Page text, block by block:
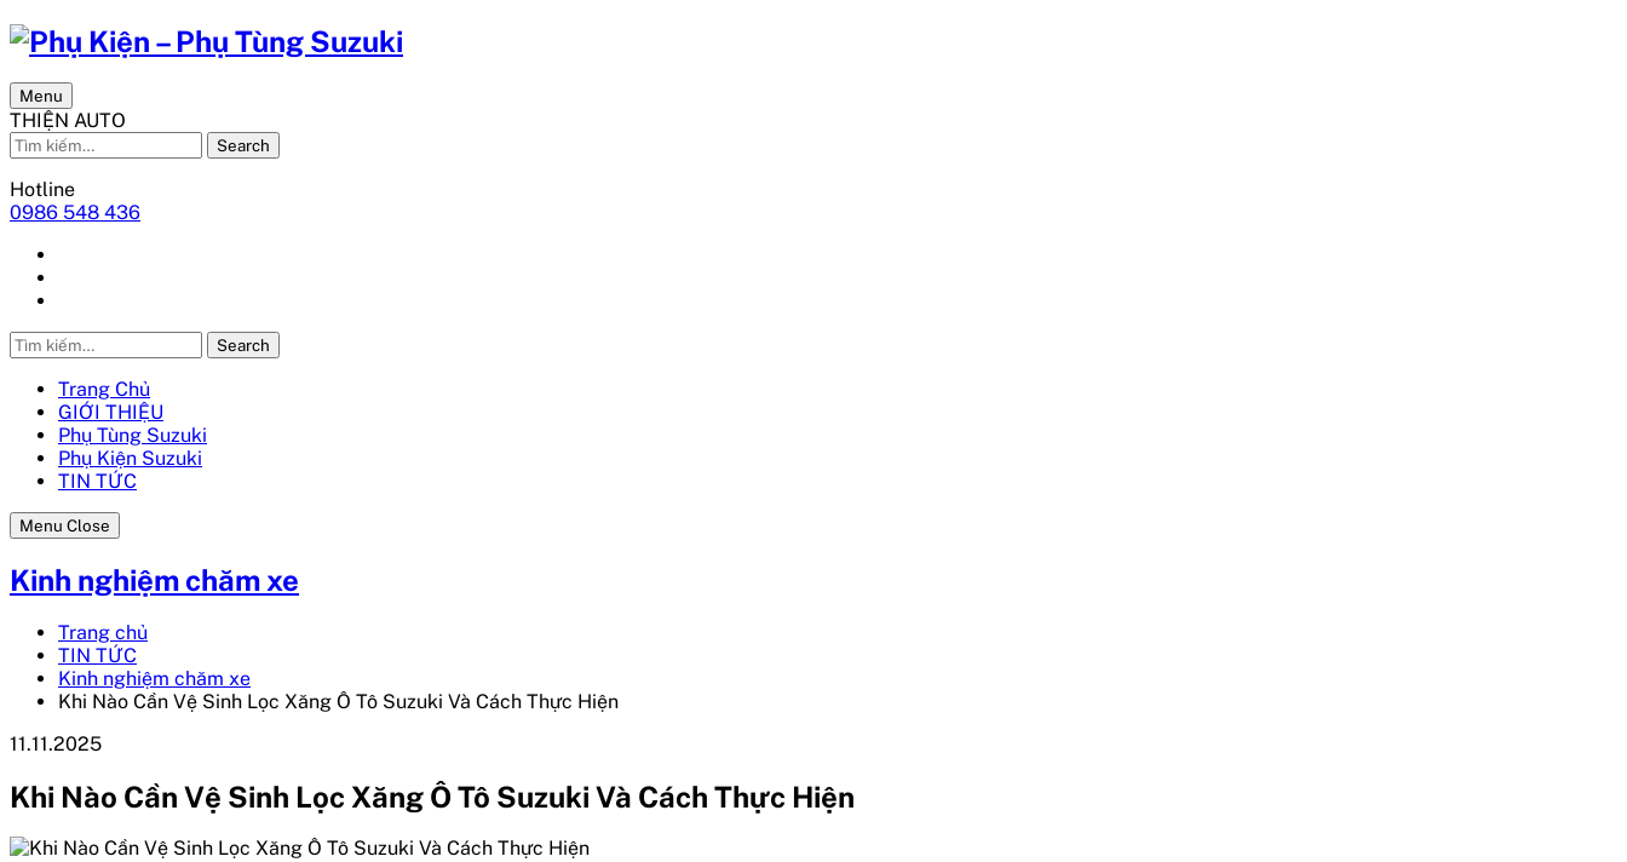
Menu
THIỆN AUTO
Search
Hotline
0986 548 436
Search
Trang Chủ
GIỚI THIỆU
Phụ Tùng Suzuki
Phụ Kiện Suzuki
TIN TỨC
Menu Close
Kinh nghiệm chăm xe
Trang chủ
TIN TỨC
Kinh nghiệm chăm xe
Khi Nào Cần Vệ Sinh Lọc Xăng Ô Tô Suzuki Và Cách Thực Hiện
11.11.2025
Khi Nào Cần Vệ Sinh Lọc Xăng Ô Tô Suzuki Và Cách Thực Hiện